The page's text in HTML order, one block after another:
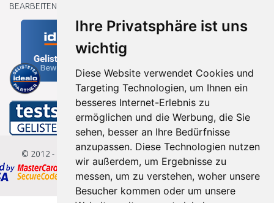
Ihre Privatsphäre ist uns
wichtig
Diese Website verwendet Cookies und
Targeting Technologien, um Ihnen ein
besseres Internet-Erlebnis zu
ermöglichen und die Werbung, die Sie
sehen, besser an Ihre Bedürfnisse
anzupassen. Diese Technologien nutzen
wir außerdem, um Ergebnisse zu
messen, um zu verstehen, woher unsere
Besucher kommen oder um unsere
BEARBEITEN SIE MEINE COOKIE-EINSTELLUNGEN
© 2012 - 2026Baumarkteu.de